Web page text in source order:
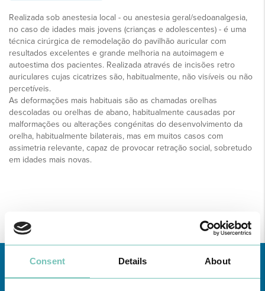
Consent Details About
Realizada sob anestesia local - ou anestesia geral/sedoanalgesia,
no caso de idades mais jovens (crianças e adolescentes) - é uma
técnica cirúrgica de remodelação do pavilhão auricular com
resultados excelentes e grande melhoria na autoimagem e
autoestima dos pacientes. Realizada através de incisões retro
auriculares cujas cicatrizes são, habitualmente, não visíveis ou não
percetíveis.
As deformações mais habituais são as chamadas orelhas
descoladas ou orelhas de abano, habitualmente causadas por
malformações ou alterações congénitas do desenvolvimento da
orelha, habitualmente bilaterais, mas em muitos casos com
assimetria relevante, capaz de provocar retração social, sobretudo
em idades mais novas.